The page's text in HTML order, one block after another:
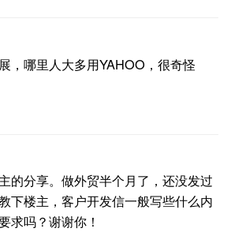
，哪里人大多用YAHOO，很奇怪
的分享。做外贸半个月了，还没发过
下楼主，客户开发信一般写些什么内
求吗？谢谢你！